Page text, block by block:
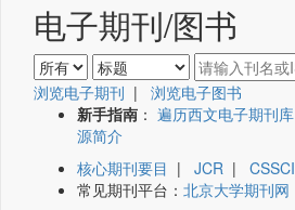
电子期刊/图书
浏览电子期刊 | 浏览电子图书
新手指南 ： 遍历西文电子期刊库
源简介
核心期刊要目 | JCR | CSSCI
常见期刊平台： 北京大学期刊网